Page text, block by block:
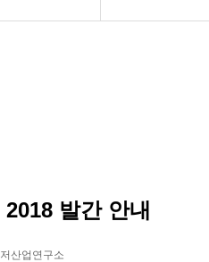
발간 안내
산업연구소